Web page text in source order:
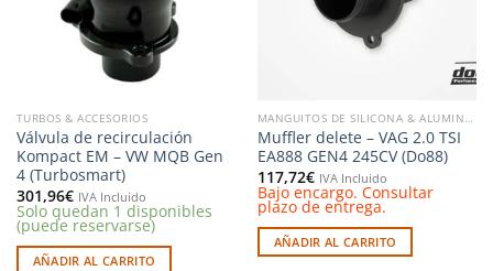
TURBOS & ACCESORIOS
Válvula de recirculación
Kompact EM – VW MQB Gen
4 (Turbosmart)
301,96€ IVA Incluido
Solo quedan 1 disponibles
(puede reservarse)
AÑADIR AL CARRITO
MANGUITOS DE SILICONA & ALUMINIO
Muffler delete – VAG 2.0 TSI
EA888 GEN4 245CV (Do88)
117,72€ IVA Incluido
Bajo encargo. Consultar
plazo de entrega.
AÑADIR AL CARRITO